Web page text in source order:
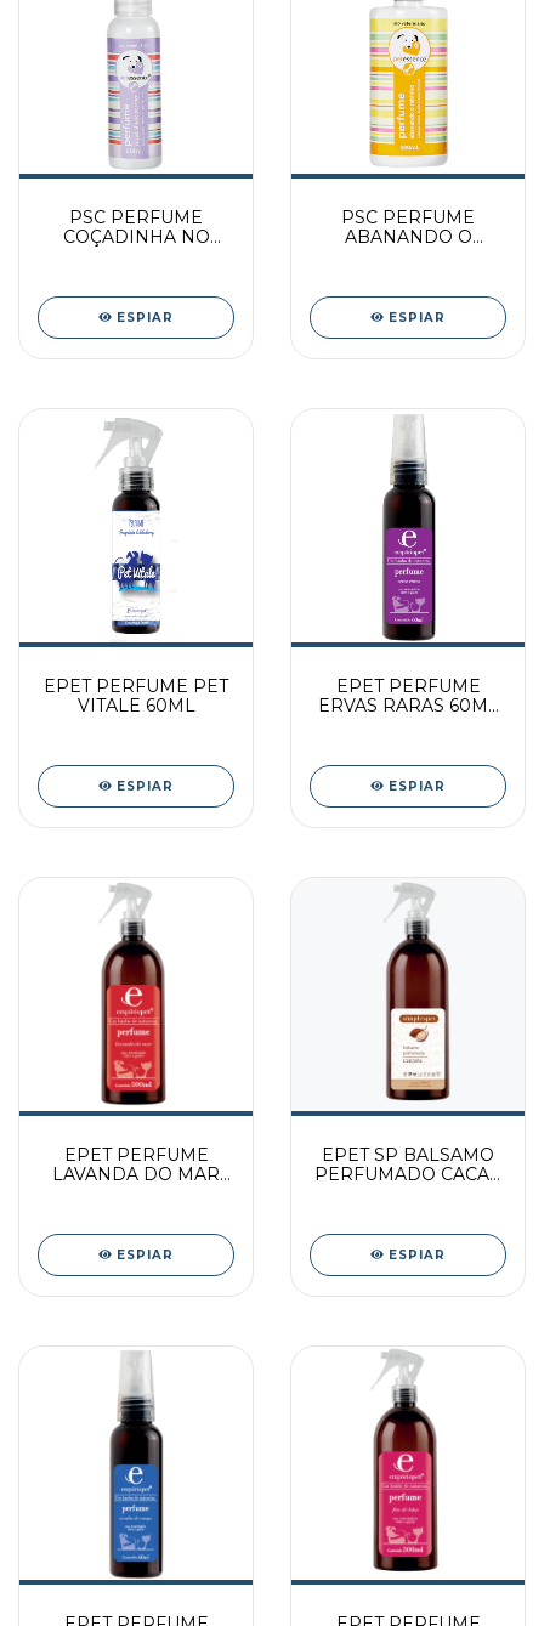
PSC PERFUME
COÇADINHA NO
ESPIAR
PSC PERFUME
ABANANDO O
ESPIAR
EPET PERFUME PET
VITALE 60ML
ESPIAR
EPET PERFUME
ERVAS RARAS 60ML
ESPIAR
EPET PERFUME
LAVANDA DO MAR
ESPIAR
EPET SP BALSAMO
PERFUMADO CACAU
ESPIAR